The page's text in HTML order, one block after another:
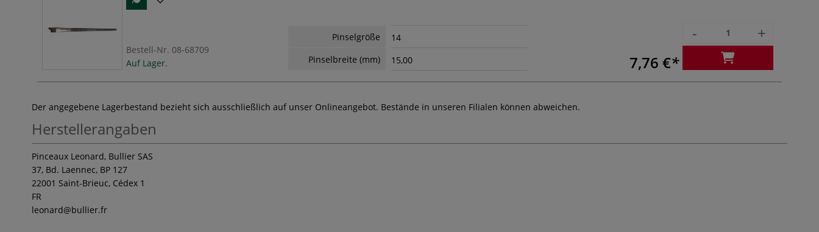
Bestell-Nr. 08-68709
Auf Lager.
Pinselgröße
14
Pinselbreite (mm)
15,00 7,76 €
- +
Der angegebene Lagerbestand bezieht sich ausschließlich auf unser Onlineangebot. Bestände in unseren Filialen können abweichen.
Herstellerangaben
Pinceaux Leonard, Bullier SAS
37, Bd. Laennec, BP 127
22001 Saint-Brieuc, Cédex 1
FR
leonard@bullier.fr